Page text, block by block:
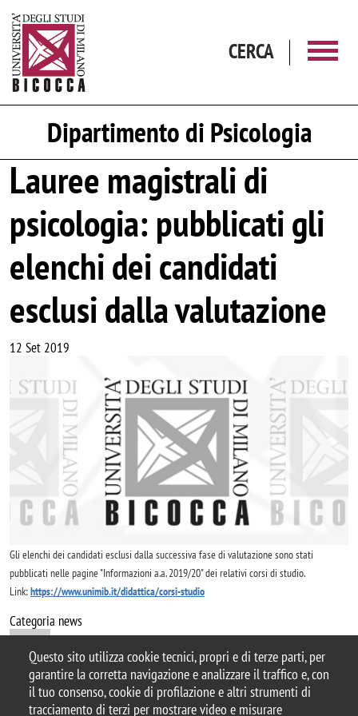
Questo sito utilizza cookie tecnici, propri e di terze parti, per
garantire la corretta navigazione e analizzare il traffico e, con
il tuo consenso, cookie di profilazione e altri strumenti di
tracciamento di terzi per mostrare video e misurare
CERCA
Dipartimento di Psicologia
Lauree magistrali di
psicologia: pubblicati gli
elenchi dei candidati
esclusi dalla valutazione
12 Set 2019
Gli elenchi dei candidati esclusi dalla successiva fase di valutazione sono stati
pubblicati nelle pagine "Informazioni a.a. 2019/20" dei relativi corsi di studio.
Link:https://www.unimib.it/didattica/corsi-studio
Categoria news
news